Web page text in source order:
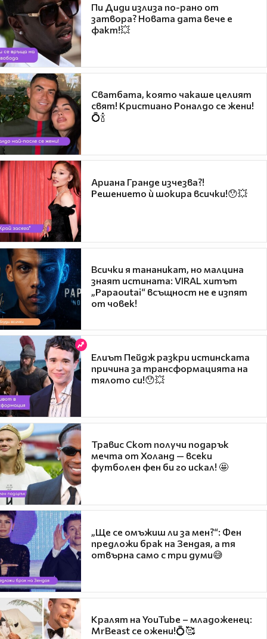
Пи Диди излиза по-рано от
затвора? Новата дата вече е
факт!💥
Сватбата, която чакаше целият
свят! Кристиано Роналдо се жени!
💍🍾
Ариана Гранде изчезва?!
Решението ѝ шокира всички!😯💥
Всички я тананикат, но малцина
знаят истината: VIRAL хитът
„Papaoutai“ всъщност не е изпят
от човек!
Елиът Пейдж разкри истинската
причина за трансформацията на
тялото си!😯💥
Травис Скот получи подарък
мечта от Холанд — всеки
футболен фен би го искал! 🤩
„Ще се омъжиш ли за мен?“: Фен
предложи брак на Зендая, а тя
отвърна само с три думи😅
Кралят на YouTube – младоженец:
MrBeast се ожени!💍🥰